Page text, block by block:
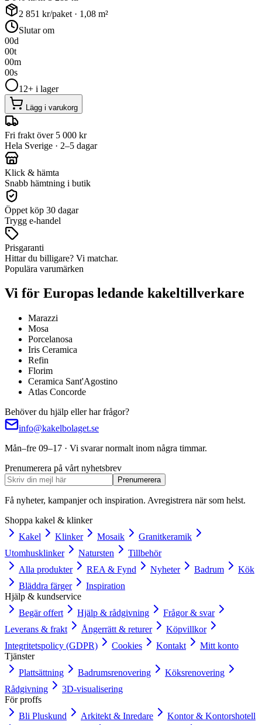
2 851 kr/paket · 1,08 m²
Slutar om
00d
00t
00m
00s
12+ i lager
Lägg i varukorg
Fri frakt över 5 000 kr
Hela Sverige · 2–5 dagar
Klick & hämta
Snabb hämtning i butik
Öppet köp 30 dagar
Trygg e-handel
Prisgaranti
Hittar du billigare? Vi matchar.
Populära varumärken
Vi för Europas ledande kakeltillverkare
Marazzi
Mosa
Porcelanosa
Iris Ceramica
Refin
Florim
Ceramica Sant'Agostino
Atlas Concorde
Behöver du hjälp eller har frågor?
info@kakelbolaget.se
Mån–fre 09–17 · Vi svarar normalt inom några timmar.
Prenumerera på vårt nyhetsbrev
Prenumerera
Få nyheter, kampanjer och inspiration. Avregistrera när som helst.
Shoppa kakel & klinker
Kakel
Klinker Mosaik
Granitkeramik
Utomhusklinker
Natursten
Tillbehör
Alla produkter
REA & Fynd Nyheter Badrum
Kök
Bläddra färger
Inspiration
Hjälp & kundservice
Begär offert
Hjälp & rådgivning
Frågor & svar
Leverans & frakt
Ångerrätt & returer
Köpvillkor
Integritetspolicy (GDPR)
Cookies Kontakt
Mitt konto
Tjänster
Plattsättning
Badrumsrenovering
Köksrenovering
Rådgivning
3D-visualisering
För proffs
Bli Pluskund
Arkitekt & Inredare
Kontor & Kontorshotell